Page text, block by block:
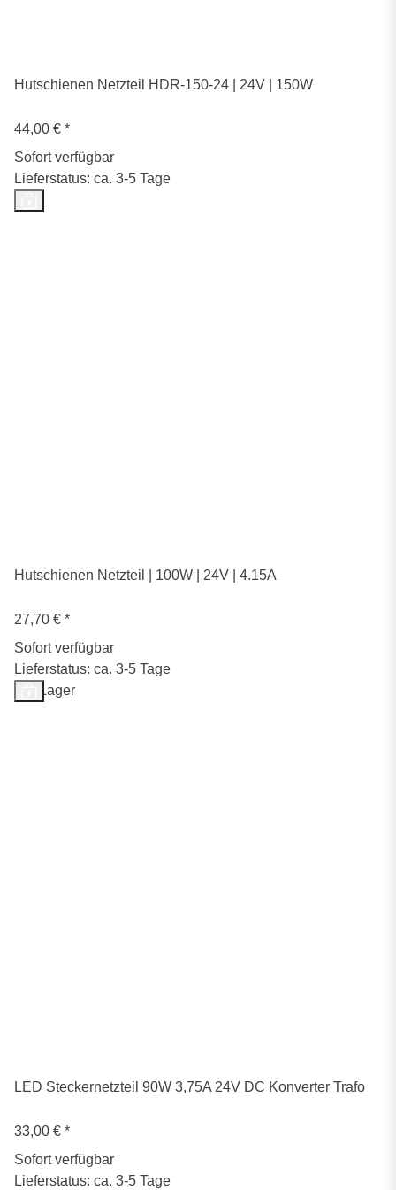
Hutschienen Netzteil HDR-150-24 | 24V | 150W
44,00 € *
Sofort verfügbar
Lieferstatus: ca. 3-5 Tage
Hutschienen Netzteil | 100W | 24V | 4.15A
27,70 € *
Sofort verfügbar
Lieferstatus: ca. 3-5 Tage
Auf Lager
LED Steckernetzteil 90W 3,75A 24V DC Konverter Trafo
33,00 € *
Sofort verfügbar
Lieferstatus: ca. 3-5 Tage